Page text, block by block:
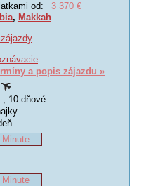
od:
3 370 €
, Makkah
a popis zájazdu »
10 dňové
Minute
Minute